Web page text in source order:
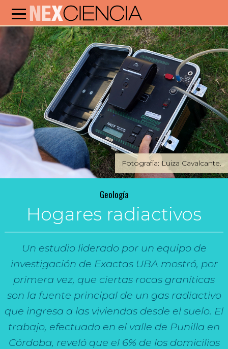
Fotografía: Luiza Cavalcante.
Geología
Hogares radiactivos
Un estudio liderado por un equipo de
investigación de Exactas UBA mostró, por
primera vez, que ciertas rocas graníticas
son la fuente principal de un gas radiactivo
que ingresa a las viviendas desde el suelo. El
trabajo, efectuado en el valle de Punilla en
Córdoba, reveló que el 6% de los domicilios